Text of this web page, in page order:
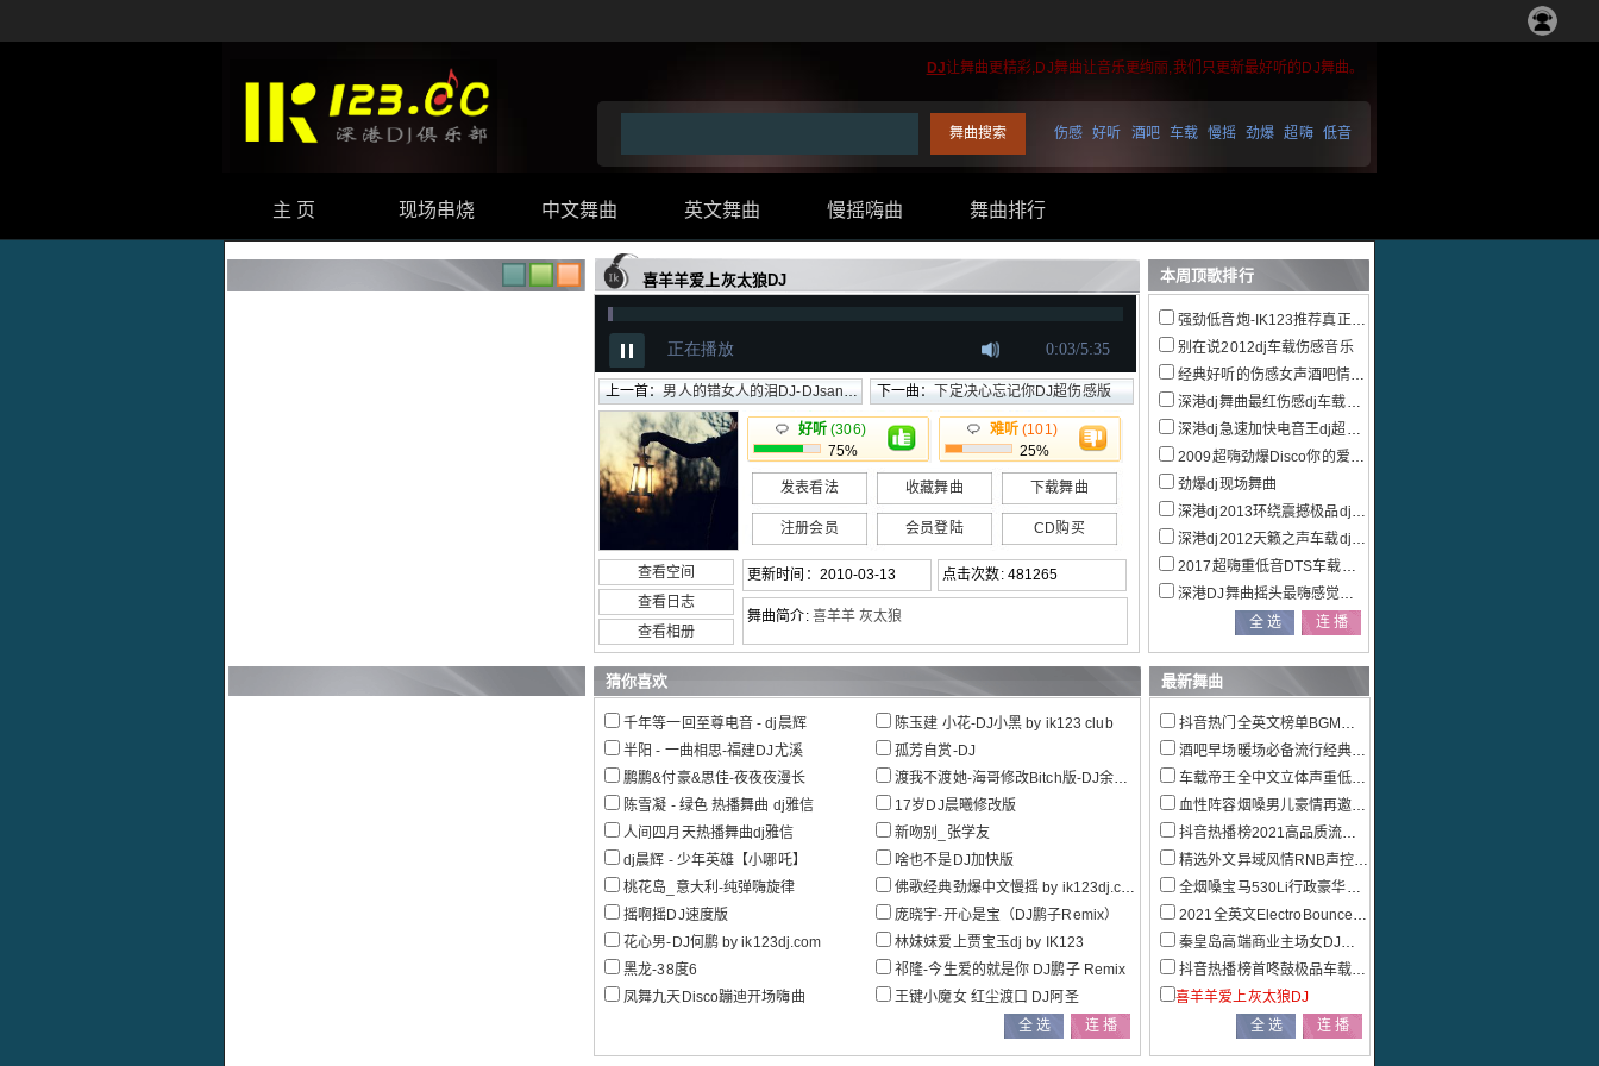
DJ让舞曲更精彩,DJ舞曲让音乐更绚丽,我们只更新最好听的DJ舞曲。
伤感 好听 酒吧 车载 慢摇 劲爆 超嗨 低音
主 页 现场串烧 中文舞曲 英文舞曲 慢摇嗨曲 舞曲排行
..
喜羊羊爱上灰太狼DJ 本周顶歌排行
上一首：男人的错女人的泪DJ-DJsandy小黑 下一曲：下定决心忘记你DJ超伤感版
好听 (306)
75%
难听 (101)
25%
发表看法 收藏舞曲 下载舞曲
注册会员 会员登陆 CD购买
查看空间
查看日志
查看相册
更新时间：2010-03-13 点击次数: 481265
舞曲简介: 喜羊羊 灰太狼
强劲低音炮-IK123推荐真正的慢摇跳舞大碟
别在说2012dj车载伤感音乐
经典好听的伤感女声酒吧情感慢摇
深港dj舞曲最红伤感dj车载音乐大碟
深港dj急速加快电音王dj超嗨串烧
2009超嗨劲爆Disco你的爱给了谁串烧
劲爆dj现场舞曲
深港dj2013环绕震撼极品dj电音
深港dj2012天籁之声车载dj音乐大碟
2017超嗨重低音DTS车载电音dj串烧
深港DJ舞曲摇头最嗨感觉全新精品DJ大碟
猜你喜欢 最新舞曲
千年等一回至尊电音 - dj晨辉
陈玉建 小花-DJ小黑 by ik123 club
半阳 - 一曲相思-福建DJ尤溪
孤芳自赏-DJ
鹏鹏&付豪&思佳-夜夜夜漫长
渡我不渡她-海哥修改Bitch版-DJ余意Remix2019
陈雪凝 - 绿色 热播舞曲 dj雅信
17岁DJ晨曦修改版
人间四月天热播舞曲dj雅信
新吻别_张学友
dj晨辉 - 少年英雄【小哪吒】
啥也不是DJ加快版
桃花岛_意大利-纯弹嗨旋律
佛歌经典劲爆中文慢摇 by ik123dj.com
摇啊摇DJ速度版
庞晓宇-开心是宝（DJ鹏子Remix）
花心男-DJ何鹏 by ik123dj.com
林妹妹爱上贾宝玉dj by IK123
黑龙-38度6
祁隆-今生爱的就是你 DJ鹏子 Remix
凤舞九天Disco蹦迪开场嗨曲
王键小魔女 红尘渡口 DJ阿圣
抖音热门全英文榜单BGM车载慢摇特辑
酒吧早场暖场必备流行经典外文串烧
车载帝王全中文立体声重低音极品全景串烧
血性阵容烟嗓男儿豪情再邀兄弟喝杯酒宁音社匠心巨作
抖音热播榜2021高品质流行热播情歌联播发烧大碟
精选外文异域风情RNB声控车载慢摇
全烟嗓宝马530Li行政豪华套装车主定制车载串烧
2021全英文ElectroBounce重低音车载串烧
秦皇岛高端商业主场女DJ多元素EDM电音混音串烧
抖音热播榜首咚鼓极品车载中文串烧大碟
喜羊羊爱上灰太狼DJ